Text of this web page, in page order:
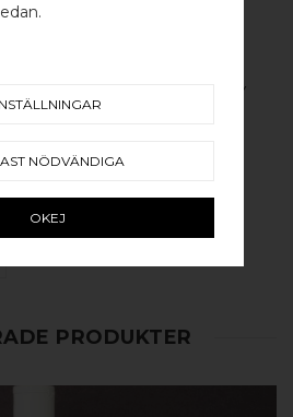
våra beslag är tillverkade av
rostfritt stål
vilket ger dem en
vacker patina. För skötsel av
här. Design av BB Sweden
Made in Sweden
PRODUKTER
NÖDVÄNDIGA
OKEJ